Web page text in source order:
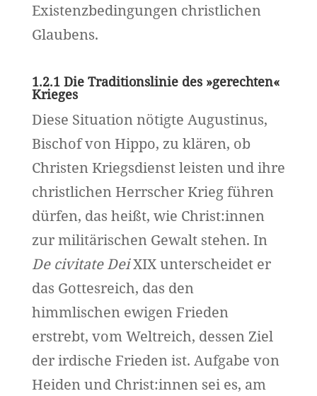
Existenzbedingungen christlichen
Glaubens.
1.2.1 Die Traditionslinie des »gerechten«
Krieges
Diese Situation nötigte Augustinus,
Bischof von Hippo, zu klären, ob
Christen Kriegsdienst leisten und ihre
christlichen Herrscher Krieg führen
dürfen, das heißt, wie Christ:innen
zur militärischen Gewalt stehen. In
De civitate DeiXIX unterscheidet er
das Gottesreich, das den
himmlischen ewigen Frieden
erstrebt, vom Weltreich, dessen Ziel
der irdische Frieden ist. Aufgabe von
Heiden und Christ:innen sei es, am